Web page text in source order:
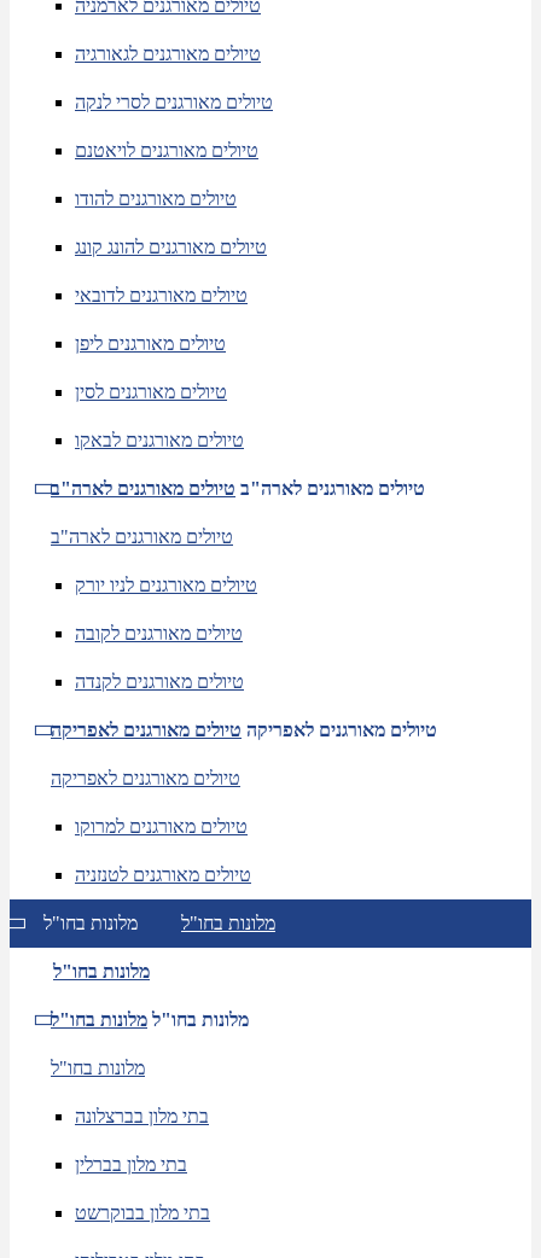
טיולים מאורגנים לארמניה
טיולים מאורגנים לגאורגיה
טיולים מאורגנים לסרי לנקה
טיולים מאורגנים לויאטנם
טיולים מאורגנים להודו
טיולים מאורגנים להונג קונג
טיולים מאורגנים לדובאי
טיולים מאורגנים ליפן
טיולים מאורגנים לסין
טיולים מאורגנים לבאקו
טיולים מאורגנים לארה"ב טיולים מאורגנים לארה"ב
טיולים מאורגנים לארה"ב
טיולים מאורגנים לניו יורק
טיולים מאורגנים לקובה
טיולים מאורגנים לקנדה
טיולים מאורגנים לאפריקה טיולים מאורגנים לאפריקה
טיולים מאורגנים לאפריקה
טיולים מאורגנים למרוקו
טיולים מאורגנים לטנזניה
מלונות בחו"ל מלונות בחו"ל
מלונות בחו"ל
מלונות בחו"ל מלונות בחו"ל
מלונות בחו"ל
בתי מלון בברצלונה
בתי מלון בברלין
בתי מלון בבוקרשט